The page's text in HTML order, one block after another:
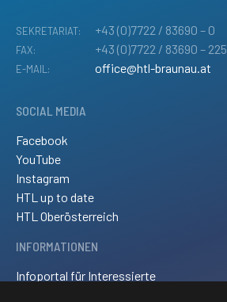
SEKRETARIAT: +43 (0)7722 / 83690 – 0
FAX: +43 (0)7722 / 83690 – 225
E-MAIL: office@htl-braunau.at
SOCIAL MEDIA
Facebook
YouTube
Instagram
HTL up to date
HTL Oberösterreich
INFORMATIONEN
Infoportal für Interessierte